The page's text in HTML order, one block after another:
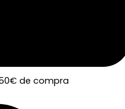
de compra